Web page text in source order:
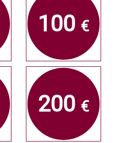
100 €
200 €